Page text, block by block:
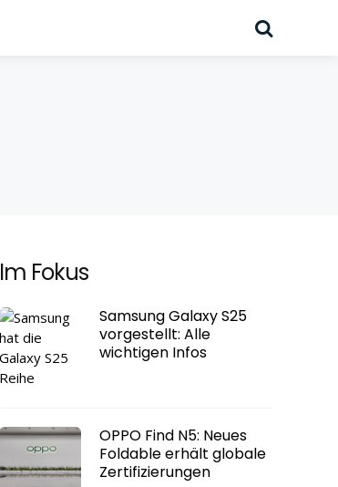
Im Fokus
Samsung Galaxy S25
vorgestellt: Alle
wichtigen Infos
OPPO Find N5: Neues
Foldable erhält globale
Zertifizierungen